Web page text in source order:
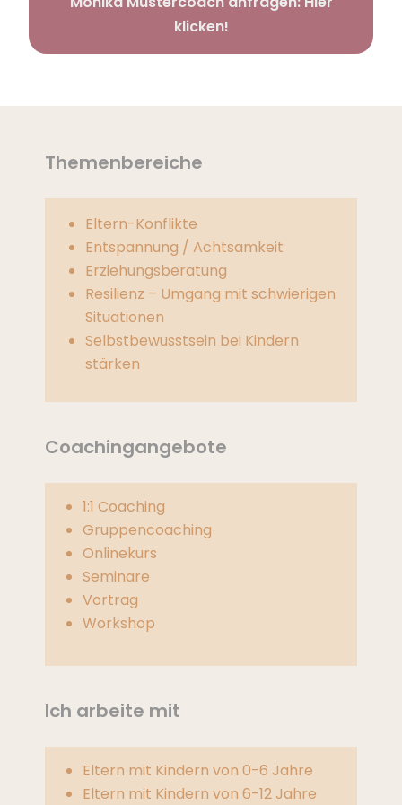
klicken!
Themenbereiche
Eltern-Konflikte
Entspannung / Achtsamkeit
Erziehungsberatung
Resilienz – Umgang mit schwierigen
Situationen
Selbstbewusstsein bei Kindern
stärken
Coachingangebote
1:1 Coaching
Gruppencoaching
Onlinekurs
Seminare
Vortrag
Workshop
Ich arbeite mit
Eltern mit Kindern von 0-6 Jahre
Eltern mit Kindern von 6-12 Jahre